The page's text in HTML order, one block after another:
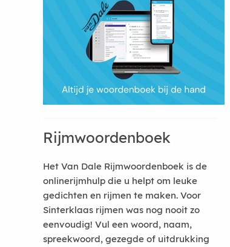
Rijmwoordenboek
Het Van Dale Rijmwoordenboek is de
onlinerijmhulp die u helpt om leuke
gedichten en rijmen te maken. Voor
Sinterklaas rijmen was nog nooit zo
eenvoudig! Vul een woord, naam,
spreekwoord, gezegde of uitdrukking